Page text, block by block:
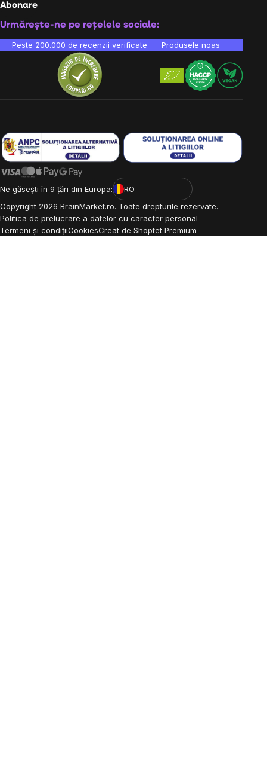
Abonare
Urmărește-ne pe rețelele sociale:
Peste 200.000 de recenzii verificate Produsele noastre sunt
Ne găsești în 9 țări din Europa:
RO
Copyright 2026 BrainMarket.ro. Toate drepturile rezervate.
Politica de prelucrare a datelor cu caracter personal
Termeni și condițiiCookiesCreat de Shoptet Premium